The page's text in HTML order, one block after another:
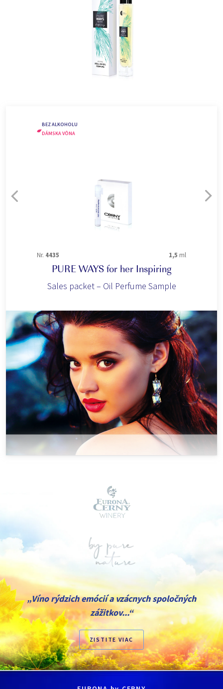
PURE WAYS for her
Výnimočná žena, ktorá inšpiruje svoje okolie... Kreatívna,
s obdivuhodnou predstavivosťou a snami... Ide
Inspiring...
BEZ ALKOHOLU
DÁMSKA VÔNA
Nr. 4435 1,5 ml
PURE WAYS for her Inspiring
Sales packet – Oil Perfume Sample
„Víno rýdzich emócií a vzácnych spoločných
zážitkov...“
ZISTITE VIAC